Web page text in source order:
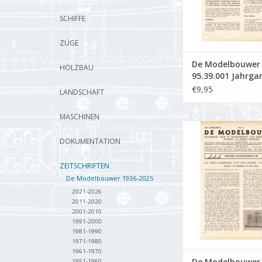
SCHIFFE
ZÜGE
HOLZBAU
LANDSCHAFT
MASCHINEN
DOKUMENTATION
ZEITSCHRIFTEN
De Modelbouwer 1936–2025
2021-2026
2011-2020
2001-2010
1991-2000
1981-1990
1971-1980
1961-1970
De Modelbouwer
95.39.001
Modellbauer"
€9,95
De Modelbouwer
Jahrgang "Der
Ausgabe : 39.005
ZUM WARENKORB